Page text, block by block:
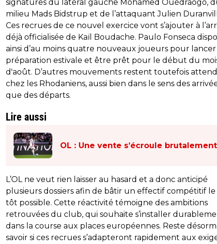
signatures du latéral gauche Mohamed Ouédraogo,
milieu Mads Bidstrup et de l’attaquant Julien
Ces recrues de ce nouvel exercice vont s’ajouter à
déjà officialisée de Kaïl Boudache. Paulo Fonseca
ainsi d’au moins quatre nouveaux joueurs pour
préparation estivale et être prêt pour le début du
d'août. D’autres mouvements restent toutefois
chez les Rhodaniens, aussi bien dans le sens des
que des départs.
Lire aussi
OL : Une vente s’écroule brutalement
L’OL ne veut rien laisser au hasard et a donc anticipé
plusieurs dossiers afin de bâtir un effectif compétitif
tôt possible. Cette réactivité témoigne des ambitions
retrouvées du club, qui souhaite s’installer
dans la course aux places européennes. Reste
savoir si ces recrues s’adapteront rapidement aux